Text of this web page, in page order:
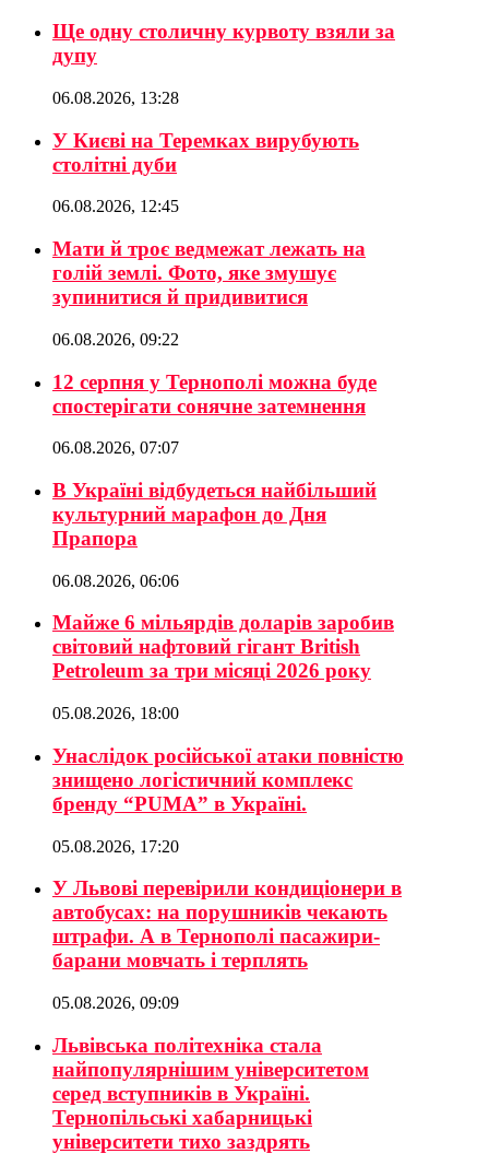
Ще одну столичну курвоту взяли за
дупу
06.08.2026, 13:28
У Києві на Теремках вирубують
столітні дуби
06.08.2026, 12:45
Мати й троє ведмежат лежать на
голій землі. Фото, яке змушує
зупинитися й придивитися
06.08.2026, 09:22
12 серпня у Тернополі можна буде
спостерігати сонячне затемнення
06.08.2026, 07:07
В Україні відбудеться найбільший
культурний марафон до Дня
Прапора
06.08.2026, 06:06
Майже 6 мільярдів доларів заробив
світовий нафтовий гігант British
Petroleum за три місяці 2026 року
05.08.2026, 18:00
Унаслідок російської атаки повністю
знищено логістичний комплекс
бренду “PUMA” в Україні.
05.08.2026, 17:20
У Львові перевірили кондиціонери в
автобусах: на порушників чекають
штрафи. А в Тернополі пасажири-
барани мовчать і терплять
05.08.2026, 09:09
Львівська політехніка стала
найпопулярнішим університетом
серед вступників в Україні.
Тернопільські хабарницькі
університети тихо заздрять